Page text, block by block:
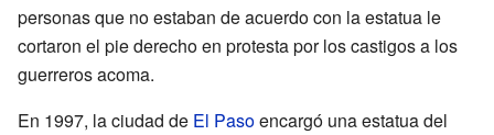
personas que no estaban de acuerdo con la estatua le
cortaron el pie derecho en protesta por los castigos a los
guerreros acoma.
En 1997, la ciudad de El Pasoencargó una estatua del